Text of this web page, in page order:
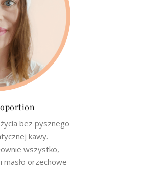
bez pysznego
kawy.
wszystko,
masło orzechowe